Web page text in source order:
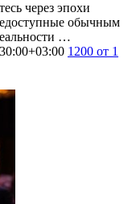
через эпохи
обычным
…
1200 от 1